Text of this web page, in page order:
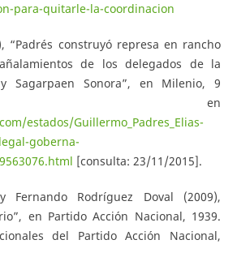
para-quitarle-la-coordinacion
“Padrés construyó represa en rancho
de los delegados de la
Sagarpaen Sonora”, en Milenio, 9
en
estados/Guillermo_Padres_Elias-
goberna-
[consulta: 23/11/2015].
Fernando Rodríguez Doval (2009),
en Partido Acción Nacional, 1939.
del Partido Acción Nacional,